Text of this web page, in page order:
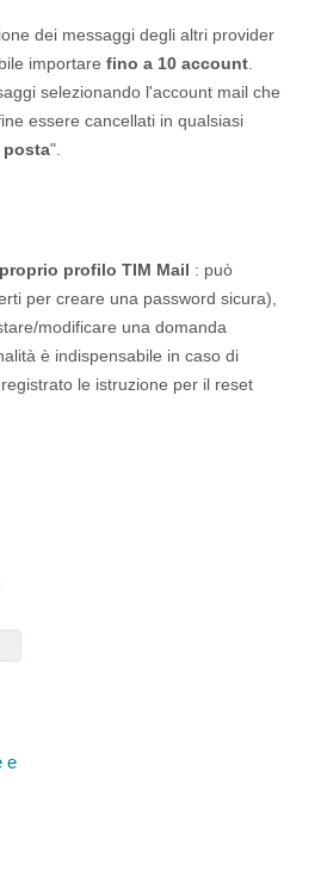
dei messaggi degli altri provider
importare fino a 10 account
selezionando l'account mail che
essere cancellati in qualsiasi
posta".
profilo TIM Mail : può
per creare una password sicura),
modificare una domanda
è indispensabile in caso di
le istruzione per il reset
e